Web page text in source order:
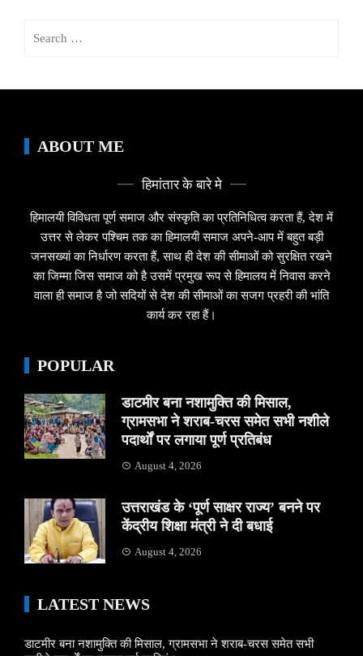
ABOUT ME
हिमांतार के बारे मे
हिमालयी विविधता पूर्ण समाज और संस्कृति का प्रतिनिधित्व करता हैं, देश में
उत्तर से लेकर पश्चिम तक का हिमालयी समाज अपने-आप में बहुत बड़ी
जनसख्यां का निर्धारण करता हैं, साथ ही देश की सीमाओं को सुरक्षित रखने
का जिम्मा जिस समाज को है उसमें प्रमुख रूप से हिमालय में निवास करने
वाला ही समाज है जो सदियों से देश की सीमाओं का सजग प्रहरी की भांति
कार्य कर रहा हैं।
POPULAR
डाटमीर बना नशामुक्ति की मिसाल,
ग्रामसभा ने शराब-चरस समेत सभी नशीले
पदार्थों पर लगाया पूर्ण प्रतिबंध
August 4, 2026
उत्तराखंड के ‘पूर्ण साक्षर राज्य’ बनने पर
केंद्रीय शिक्षा मंत्री ने दी बधाई
August 4, 2026
LATEST NEWS
डाटमीर बना नशामुक्ति की मिसाल, ग्रामसभा ने शराब-चरस समेत सभी